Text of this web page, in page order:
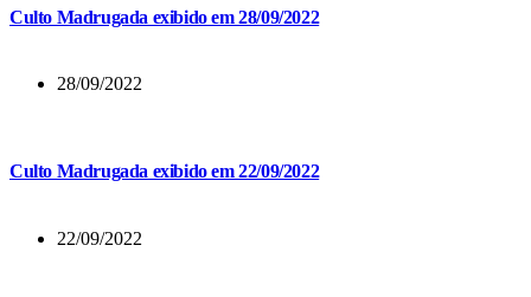
Culto Madrugada exibido em 28/09/2022
28/09/2022
Culto Madrugada exibido em 22/09/2022
22/09/2022